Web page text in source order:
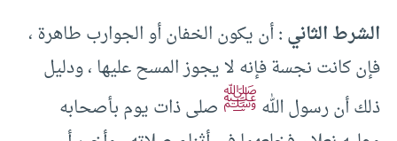
الشرط الثاني :أن يكون الخفان أو الجوارب طاهرة ،
فإن كانت نجسة فإنه لا يجوز المسح عليها ، ودليل
ذلك أن رسول اللهﷺ صلى ذات يوم بأصحابه